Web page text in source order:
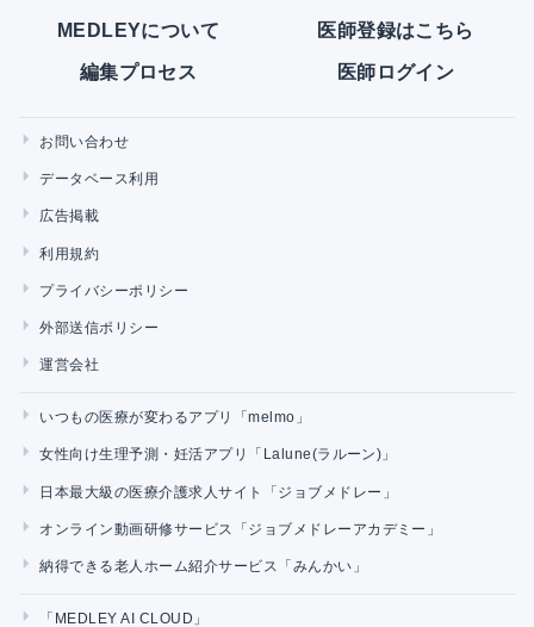
MEDLEYについて 医師登録はこちら
編集プロセス 医師ログイン
お問い合わせ
データベース利用
広告掲載
利用規約
プライバシーポリシー
外部送信ポリシー
運営会社
いつもの医療が変わるアプリ「melmo」
女性向け生理予測・妊活アプリ「Lalune(ラルーン)」
日本最大級の医療介護求人サイト「ジョブメドレー」
オンライン動画研修サービス「ジョブメドレーアカデミー」
納得できる老人ホーム紹介サービス「みんかい」
「MEDLEY AI CLOUD」